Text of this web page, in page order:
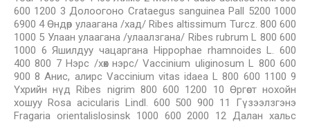
600 1200 3 Долоогоно Crataegus sanguinea Pall 5200 1000
6900 4 Өндөр улаагана /хад/ Ribes altissimum Turcz. 800 600
1000 5 Улаан улаагана /улаалзгана/ Ribes rubrum L 800 600
1000 6 Яшилдуу чацаргана Hippophae rhamnoides L. 600
400 800 7 Нэрс /хөх нэрс/ Vaccinium uliginosum L 800 600
900 8 Анис, алирс Vaccinium vitas idaea L 800 600 1100 9
Үхрийн нүд Ribes nigrim 800 600 1200 10 Өргөст нохойн
хошуу Rosa acicularis Lindl. 600 500 900 11 Гүзээлзгэнэ
Fragaria orientalislosinsk 1000 600 2000 12 Далан хальс